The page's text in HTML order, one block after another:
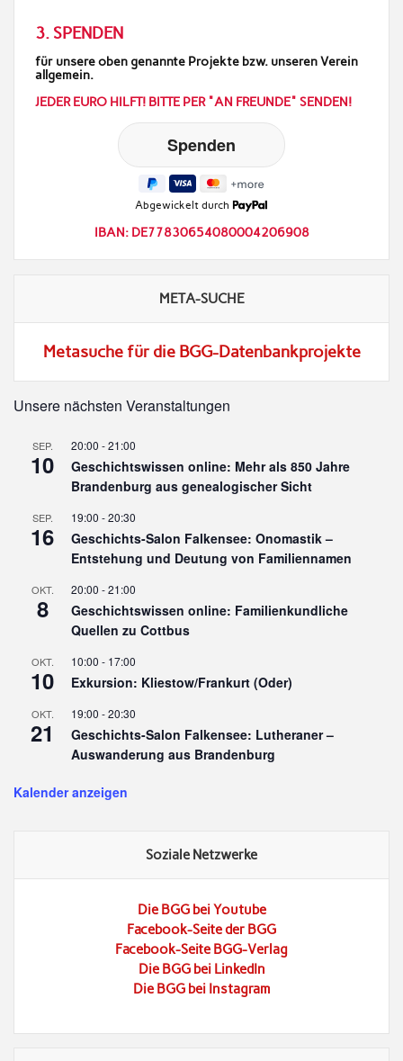
3. SPENDEN
für unsere oben genannte Projekte bzw. unseren Verein
allgemein.
JEDER EURO HILFT! BITTE PER "AN FREUNDE" SENDEN!
Abgewickelt durch
IBAN: DE77830654080004206908
META-SUCHE
Metasuche für die BGG-Datenbankprojekte
Unsere nächsten Veranstaltungen
SEP.
10
20:00 -21:00
Geschichtswissen online: Mehr als 850 Jahre
Brandenburg aus genealogischer Sicht
SEP.
16
19:00 -20:30
Geschichts-Salon Falkensee: Onomastik –
Entstehung und Deutung von Familiennamen
OKT.
8
20:00 -21:00
Geschichtswissen online: Familienkundliche
Quellen zu Cottbus
OKT.
10
10:00 - 17:00
Exkursion: Kliestow/Frankurt (Oder)
OKT.
21
19:00 -20:30
Geschichts-Salon Falkensee: Lutheraner –
Auswanderung aus Brandenburg
Kalender anzeigen
Soziale Netzwerke
Die BGG bei Youtube
Facebook-Seite der BGG
Facebook-Seite BGG-Verlag
Die BGG bei LinkedIn
Die BGG bei Instagram